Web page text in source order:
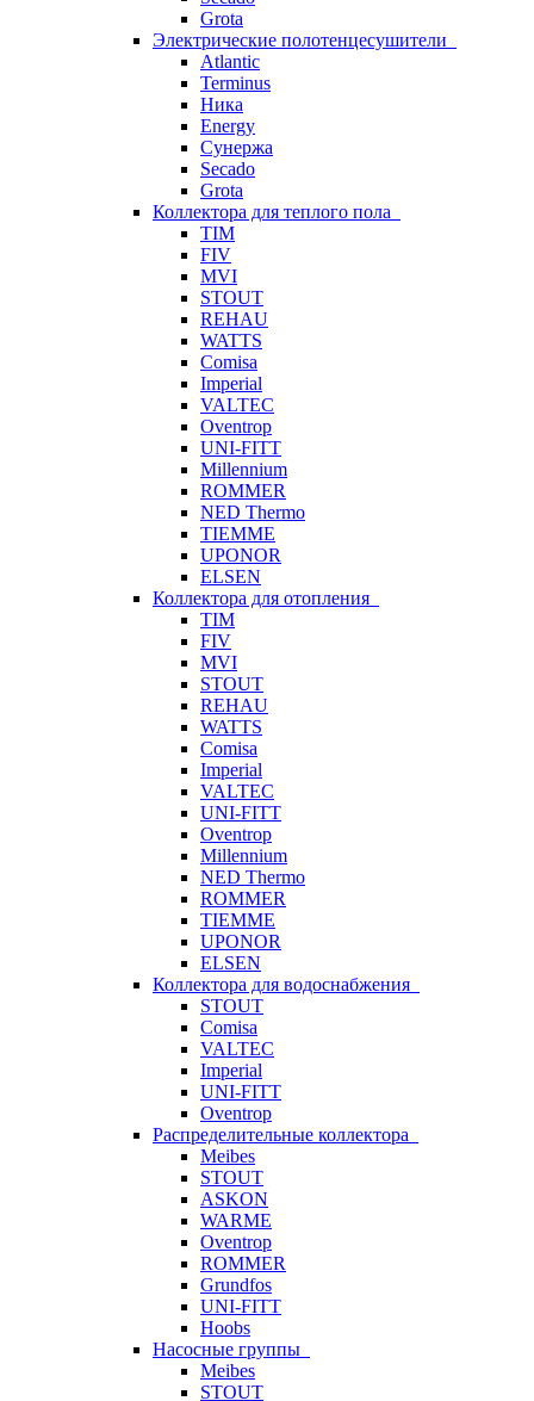
Grota
Электрические полотенцесушители
Atlantic
Terminus
Ника
Energy
Сунержа
Secado
Grota
Коллектора для теплого пола
TIM
FIV
MVI
STOUT
REHAU
WATTS
Comisa
Imperial
VALTEC
Oventrop
UNI-FITT
Millennium
ROMMER
NED Thermo
TIEMME
UPONOR
ELSEN
Коллектора для отопления
TIM
FIV
MVI
STOUT
REHAU
WATTS
Comisa
Imperial
VALTEC
UNI-FITT
Oventrop
Millennium
NED Thermo
ROMMER
TIEMME
UPONOR
ELSEN
Коллектора для водоснабжения
STOUT
Comisa
VALTEC
Imperial
UNI-FITT
Oventrop
Распределительные коллектора
Meibes
STOUT
ASKON
WARME
Oventrop
ROMMER
Grundfos
UNI-FITT
Hoobs
Насосные группы
Meibes
STOUT